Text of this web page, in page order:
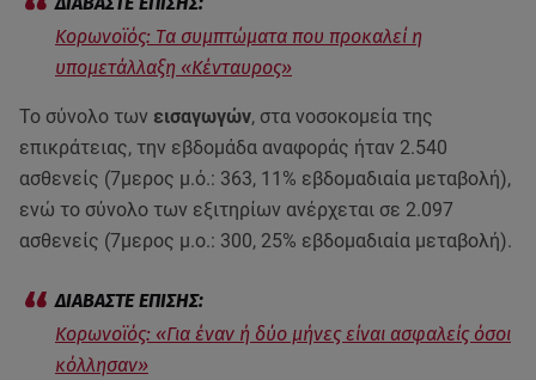
Κορωνοϊός: Tα συμπτώματα που προκαλεί η
υπομετάλλαξη «Κένταυρος»
Το σύνολο των εισαγωγών, στα νοσοκομεία της
επικράτειας, την εβδομάδα αναφοράς ήταν 2.540
ασθενείς (7μερος μ.ό.: 363, 11% εβδομαδιαία μεταβολή),
ενώ το σύνολο των εξιτηρίων ανέρχεται σε 2.097
ασθενείς (7μερος μ.ο.: 300, 25% εβδομαδιαία μεταβολή).
Kορωνοϊός: «Για έναν ή δύο μήνες είναι ασφαλείς όσοι
κόλλησαν»